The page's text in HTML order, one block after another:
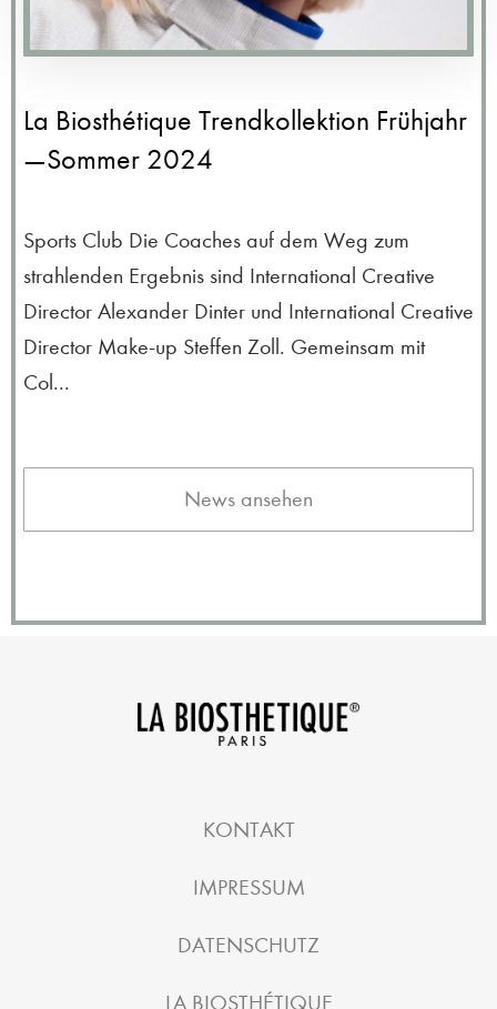
La Biosthétique Trendkollektion Frühjahr
—Sommer 2024
Sports Club Die Coaches auf dem Weg zum
strahlenden Ergebnis sind International Creative
Director Alexander Dinter und International Creative
Director Make-up Steffen Zoll. Gemeinsam mit
Col...
News ansehen
KONTAKT
IMPRESSUM
DATENSCHUTZ
LA BIOSTHÉTIQUE